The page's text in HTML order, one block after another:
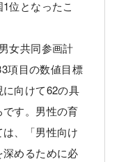
位となったこ
女共同参画計
項目の数値目標
向けて62の具
す。男性の育
、「男性向け
めるために必